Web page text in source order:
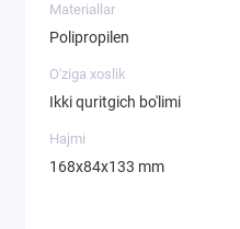
Materiallar
Polipropilen
O'ziga xoslik
Ikki quritgich bo'limi
Hajmi
168х84х133 mm